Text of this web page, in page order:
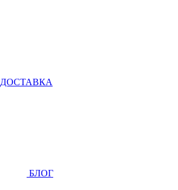
ДОСТАВКА
БЛОГ